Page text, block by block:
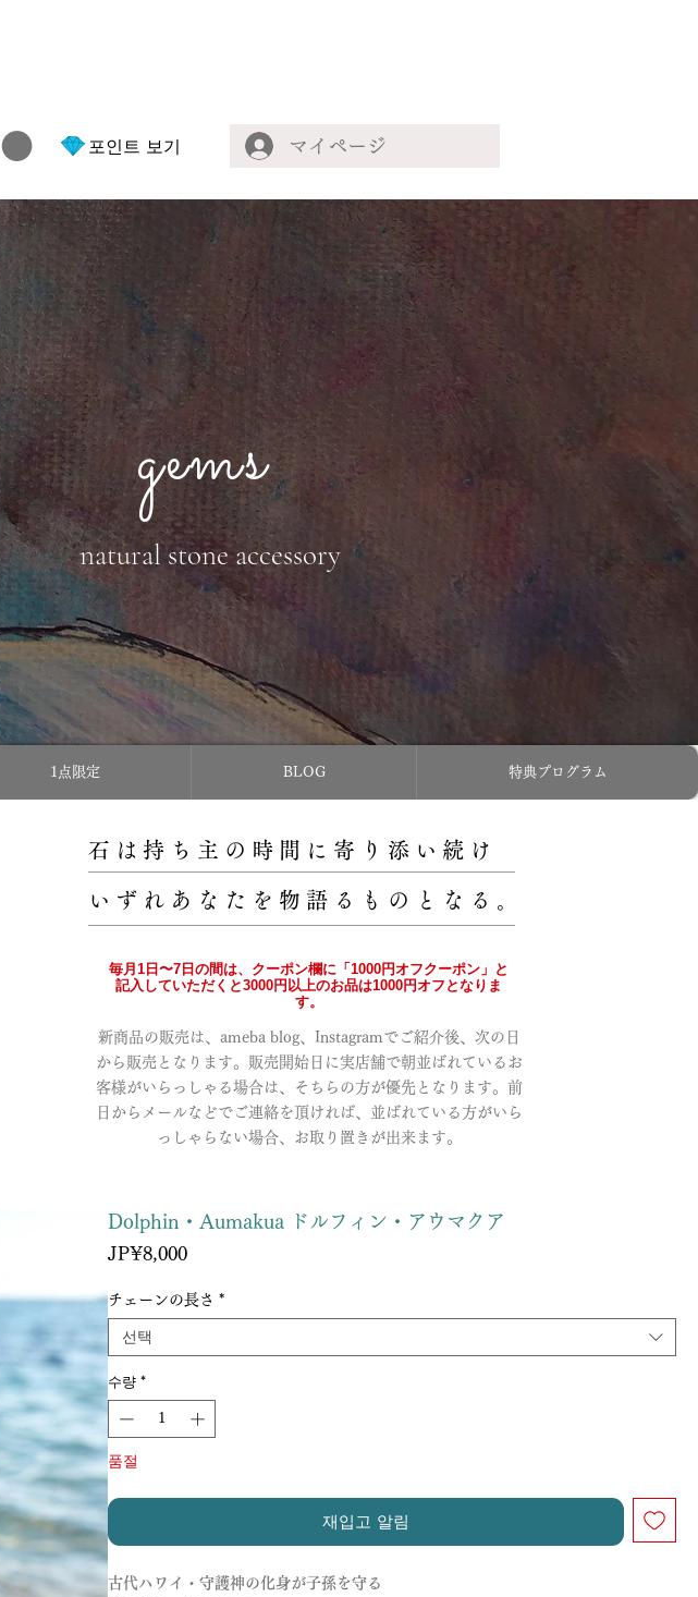
マイページ
포인트 보기
gems
natural stone accessory
1点限定 BLOG 特典プログラム
石は持ち主の時間に寄り添い続け
いずれあなたを物語るものとなる。
毎月1日〜7日の間は、クーポン欄に「1000円オフクーポン」と
記入していただくと3000円以上のお品は1000円オフとなりま
す。
新商品の販売は、ameba blog、Instagramでご紹介後、次の日
から販売となります。販売開始日に実店舗で朝並ばれているお
客様がいらっしゃる場合は、そちらの方が優先となります。前
日からメールなどでご連絡を頂ければ、並ばれている方がいら
っしゃらない場合、お取り置きが出来ます。
Dolphin・Aumakua ドルフィン・アウマクア
JP¥8,000가
チェーンの長さ *
선택
수량 *
품절
재입고 알림
古代ハワイ・守護神の化身が子孫を守る